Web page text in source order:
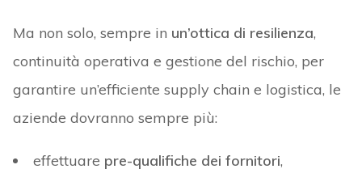
Ma non solo, sempre in un’ottica di resilienza,
continuità operativa e gestione del rischio, per
garantire un’efficiente supply chain e logistica, le
aziende dovranno sempre più:
effettuare pre-qualifiche dei fornitori,